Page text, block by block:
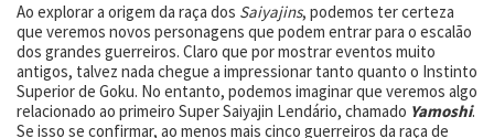
Ao explorar a origem da raça dos Saiyajins, podemos ter certeza
que veremos novos personagens que podem entrar para o escalão
dos grandes guerreiros. Claro que por mostrar eventos muito
antigos, talvez nada chegue a impressionar tanto quanto o Instinto
Superior de Goku. No entanto, podemos imaginar que veremos algo
relacionado ao primeiro Super Saiyajin Lendário, chamado Yamoshi.
Se isso se confirmar, ao menos mais cinco guerreiros da raça de